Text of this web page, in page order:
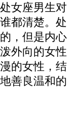
女座男生对
都清楚。处
，但是内心
外向的女性
的女性，结
善良温和的